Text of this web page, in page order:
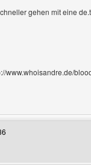
gehen mit eine
www.whoisandre.de/
besuchen: